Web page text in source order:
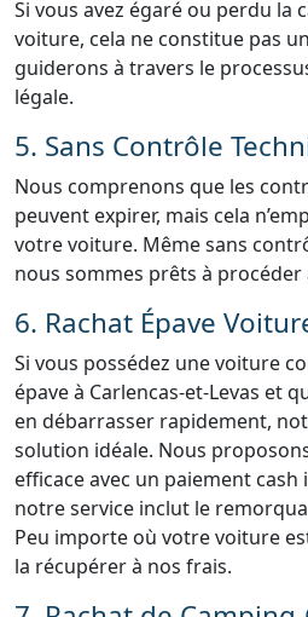
Si vous avez égaré ou perdu la
voiture, cela ne constitue pas
guiderons à travers le
légale.
5. Sans Contrôle
Nous comprenons que les
peuvent expirer, mais cela
votre voiture. Même sans
nous sommes prêts à procéder
6. Rachat Épave
Si vous possédez une voiture
épave à Carlencas-et-Levas et
en débarrasser rapidement,
solution idéale. Nous
efficace avec un paiement cash
notre service inclut le
Peu importe où votre voiture
la récupérer à nos frais.